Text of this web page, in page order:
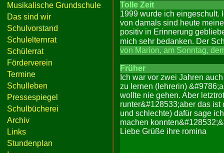
Musikalische Grundschule
Das sind wir
Schulvorstand
Schulelternrat
Schülerrat
Förderverein
Termine
Schulleben
Pressespiegel
Schulbücherei
Archiv
Links
Stundenplan
Tolle Zeit
1999 wurde ich eingeschult.
von damals sind heute
positiv in Erinnerung
mich sehr bedanken. Der
von Marion, am Sonntag,
Früher
Ich war vor zwei Jahren
zu lernen (lehrerin)
wollte nie gehen. Aber
runter&#128533;aber das
und schlechte) dafür sage
machen
Liebe Grüße ihre romina